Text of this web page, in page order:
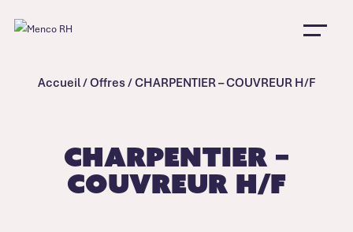
Accueil/Offres/CHARPENTIER – COUVREUR H/F
CHARPENTIER –
COUVREUR H/F